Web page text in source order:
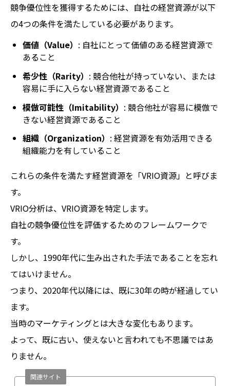
競争優位性を獲得するためには、自社の経営資源が以下
の4つの条件を満たしている必要があります。
価値（Value） : 自社にとって価値のある経営資源で
あること
希少性（Rarity） : 競合他社が持っていない、または
容易に手に入らない経営資源であること
模倣可能性（Imitability） : 競合他社が容易に模倣で
きない経営資源であること
組織（Organization） : 経営資源を有効活用できる
組織能力を有していること
これらの条件を満たす経営資源を「VRIO資源」と呼びま
す。
VRIO分析は、VRIO資源を特定します。
自社の競争優位性を評価するためのフレームワークで
す。
しかし、1990年代に生み出された手法であることを忘れ
てはいけません。
つまり、2020年代以降には、既に30年の時が経過してい
ます。
当時のマーケティングとは大きな変化もあります。
よって、既に古い、使えないと言われても不思議ではあ
りません。
関連サイト